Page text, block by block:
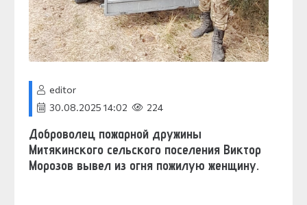
editor
30.08.2025 14:02
224
Доброволец пожарной дружины
Митякинского сельского поселения Виктор
Морозов вывел из огня пожилую женщину.